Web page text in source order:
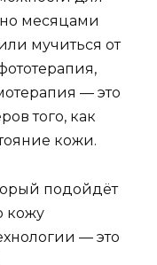
месяцами
мучиться от
— это
того, как
кожи.
подойдёт
кожу
— это